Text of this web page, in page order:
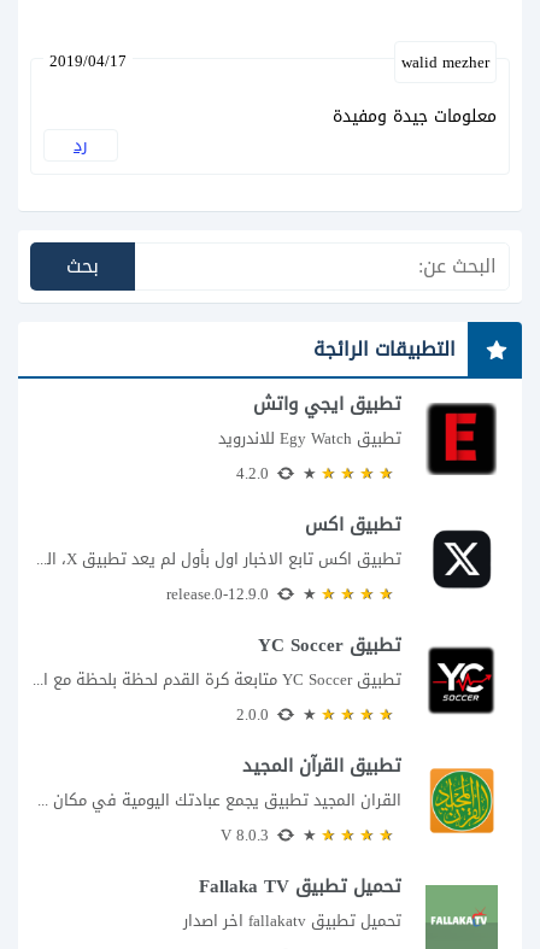
walid mezher
2019/04/17
معلومات جيدة ومفيدة
رد
التطبيقات الرائجة
تطبيق ايجي واتش
تطبيق Egy Watch للاندرويد
تطبيق اكس
تطبيق اكس تابع الاخبار اول بأول لم يعد تطبيق X، المعروف سابقا باسم تويتر،...
تطبيق YC Soccer
تطبيق YC Soccer متابعة كرة القدم لحظة بلحظة مع اقتراب مباراة مصر والأرجنتين في...
تطبيق القرآن المجيد
القران المجيد تطبيق يجمع عبادتك اليومية في مكان واحد إذا كنت تبحث عن تطبيق...
تحميل تطبيق Fallaka TV
تحميل تطبيق fallakatv اخر اصدار